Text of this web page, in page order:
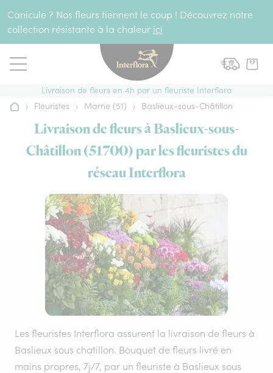
Canicule ? Nos fleurs tiennent le coup ! Découvrez notre
collection résistante à la chaleur ici
Livraison de fleurs en 4h par un fleuriste Interflora
Accueil
› Fleuristes › Marne (51) › Baslieux-sous-Châtillon
Livraison de fleurs à Baslieux-sous-
Châtillon (51700) par les fleuristes du
réseau Interflora
Les fleuristes Interflora assurent la livraison de fleurs à
Baslieux sous chatillon. Bouquet de fleurs livré en
mains propres, 7j/7, par un fleuriste à Baslieux sous